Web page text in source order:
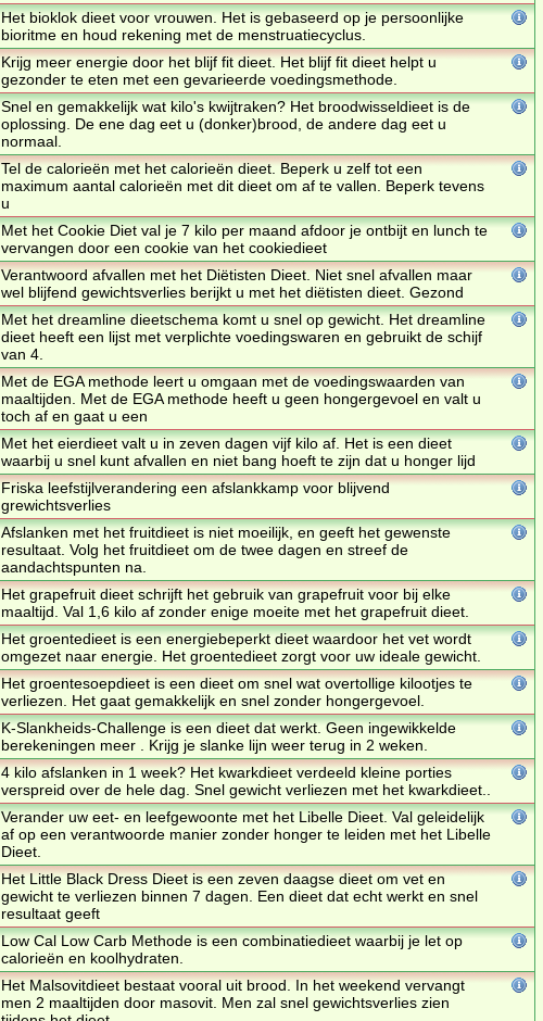
Het bioklok dieet voor vrouwen. Het is gebaseerd op je persoonlijke
bioritme en houd rekening met de menstruatiecyclus.
Krijg meer energie door het blijf fit dieet. Het blijf fit dieet helpt u
gezonder te eten met een gevarieerde voedingsmethode.
Snel en gemakkelijk wat kilo's kwijtraken? Het broodwisseldieet is de
oplossing. De ene dag eet u (donker)brood, de andere dag eet u
normaal.
Tel de calorieën met het calorieën dieet. Beperk u zelf tot een
maximum aantal calorieën met dit dieet om af te vallen. Beperk tevens
u
Met het Cookie Diet val je 7 kilo per maand afdoor je ontbijt en lunch te
vervangen door een cookie van het cookiedieet
Verantwoord afvallen met het Diëtisten Dieet. Niet snel afvallen maar
wel blijfend gewichtsverlies berijkt u met het diëtisten dieet. Gezond
Met het dreamline dieetschema komt u snel op gewicht. Het dreamline
dieet heeft een lijst met verplichte voedingswaren en gebruikt de schijf
van 4.
Met de EGA methode leert u omgaan met de voedingswaarden van
maaltijden. Met de EGA methode heeft u geen hongergevoel en valt u
toch af en gaat u een
Met het eierdieet valt u in zeven dagen vijf kilo af. Het is een dieet
waarbij u snel kunt afvallen en niet bang hoeft te zijn dat u honger lijd
Friska leefstijlverandering een afslankkamp voor blijvend
grewichtsverlies
Afslanken met het fruitdieet is niet moeilijk, en geeft het gewenste
resultaat. Volg het fruitdieet om de twee dagen en streef de
aandachtspunten na.
Het grapefruit dieet schrijft het gebruik van grapefruit voor bij elke
maaltijd. Val 1,6 kilo af zonder enige moeite met het grapefruit dieet.
Het groentedieet is een energiebeperkt dieet waardoor het vet wordt
omgezet naar energie. Het groentedieet zorgt voor uw ideale gewicht.
Het groentesoepdieet is een dieet om snel wat overtollige kilootjes te
verliezen. Het gaat gemakkelijk en snel zonder hongergevoel.
K-Slankheids-Challenge is een dieet dat werkt. Geen ingewikkelde
berekeningen meer . Krijg je slanke lijn weer terug in 2 weken.
4 kilo afslanken in 1 week? Het kwarkdieet verdeeld kleine porties
verspreid over de hele dag. Snel gewicht verliezen met het kwarkdieet..
Verander uw eet- en leefgewoonte met het Libelle Dieet. Val geleidelijk
af op een verantwoorde manier zonder honger te leiden met het Libelle
Dieet.
Het Little Black Dress Dieet is een zeven daagse dieet om vet en
gewicht te verliezen binnen 7 dagen. Een dieet dat echt werkt en snel
resultaat geeft
Low Cal Low Carb Methode is een combinatiedieet waarbij je let op
calorieën en koolhydraten.
Het Malsovitdieet bestaat vooral uit brood. In het weekend vervangt
men 2 maaltijden door masovit. Men zal snel gewichtsverlies zien